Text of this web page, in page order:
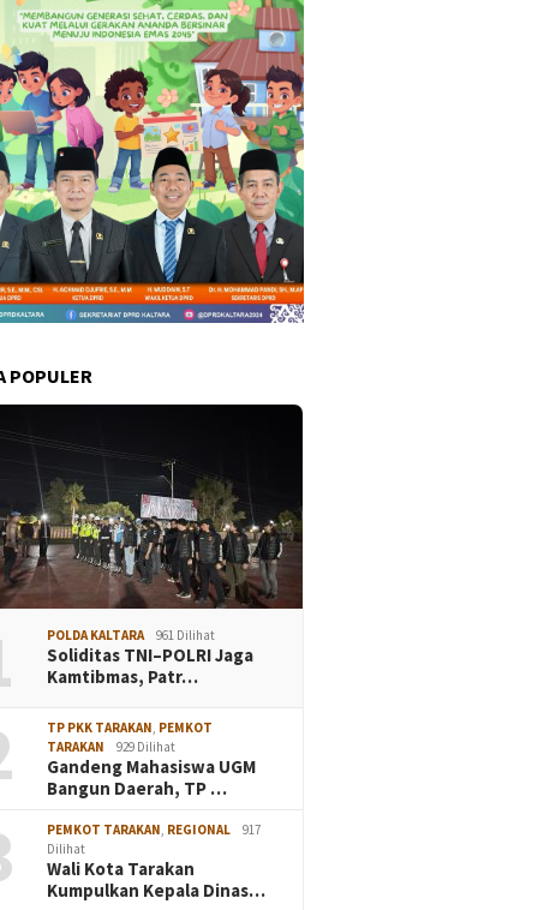
POPULER
POLDA KALTARA 961 Dilihat
Soliditas TNI–POLRI Jaga
Kamtibmas, Patr…
TP PKK TARAKAN PEMKOT
TARAKAN
929 Dilihat
Gandeng Mahasiswa UGM
Bangun Daerah, TP …
PEMKOT TARAKAN REGIONAL
917
Dilihat
Wali Kota Tarakan
Kumpulkan Kepala Dinas…